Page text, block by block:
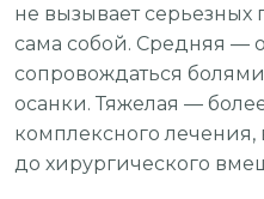
не вызывает серьезных
сама собой. Средняя —
сопровождаться
осанки. Тяжелая —
комплексного лечения,
до хирургического